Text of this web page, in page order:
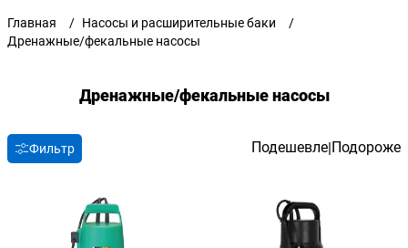
Главная
Насосы и расширительные баки
Дренажные/фекальные насосы
Дренажные/фекальные насосы
Фильтр Подешевле|Подороже